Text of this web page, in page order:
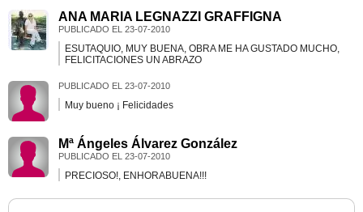
ANA MARIA LEGNAZZI GRAFFIGNA
PUBLICADO EL 23-07-2010
ESUTAQUIO, MUY BUENA, OBRA ME HA GUSTADO MUCHO,
FELICITACIONES UN ABRAZO
PUBLICADO EL 23-07-2010
Muy bueno ¡ Felicidades
Mª Ángeles Álvarez González
PUBLICADO EL 23-07-2010
PRECIOSO!, ENHORABUENA!!!